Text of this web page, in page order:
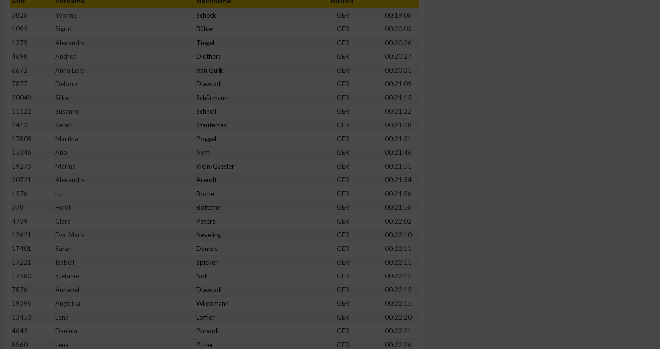
3826 Yvonne Scheck GER
00:19:06
1095
Sigrid Bühler GER
00:20:03
1379
Alexandra Tiegel GER
00:20:26
4698
Andrea Diethers GER
00:20:27
6672
Anna Lena Van Gulik GER
00:20:31
7877
Debora Diawuoh GER
00:21:09
20049
Silke Schürmann GER
00:21:15
11122
Susanne Schnell GER
00:21:22
2413
Sarah Stautemas GER
00:21:28
17808
Martina Poggel GER
00:21:31
15346
Ano Nym GER
00:21:46
19273
Marina Klein-Gässler GER
00:21:51
20721
Alexandra Arendt GER
00:21:54
1376
Liz Roche GER
00:21:56
378
Heidi Böttcher GER
00:21:56
4739
Clara Peters GER
00:22:02
12621
Eva-Maria Neveling GER
00:22:10
17401
Sarah Daniels GER
00:22:11
17221
Isabell Spicker GER
00:22:11
17580
Stefanie Noll GER
00:22:12
7876
Annabel Diawuoh GER
00:22:13
19396
Angelika Wildemann GER
00:22:15
13453
Lena Löffler GER
00:22:20
4645
Daniela Porwoll GER
00:22:21
8960
Lena Pitzer GER
00:22:26